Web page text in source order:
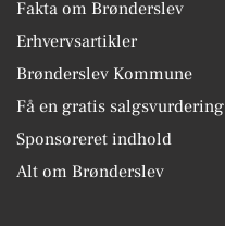
Fakta om Brønderslev
Erhvervsartikler
Brønderslev Kommune
Få en gratis salgsvurdering
Sponsoreret indhold
Alt om Brønderslev